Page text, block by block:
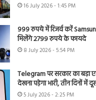
16 July 2026 - 1:45 PM
999 रुपये में रिजर्व करें
मिलेंगे 2799 रुपये के फायदे
8 July 2026 - 5:54 PM
Telegram पर सरकार का
देखना पड़ेगा भारी, तीन दिनों में
5 July 2026 - 2:25 PM